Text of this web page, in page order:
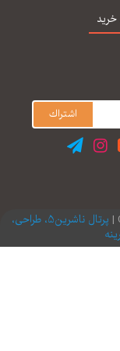
پرتال ناشرین5، طراحی،